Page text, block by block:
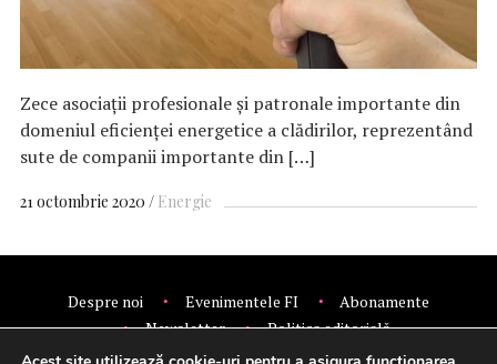
Zece asociații profesionale și patronale importante din
domeniul eficienței energetice a clădirilor, reprezentând
sute de companii importante din […]
21 octombrie 2020 Energie
Despre noi Evenimentele FI
Abonamente
Newsletter
Politica editorială
Politica de confidentialitate
Contact Publicitate